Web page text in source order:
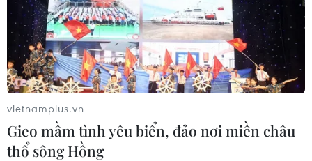
số điểm 259.
Đội tuyển Nữ Việt Nam kết
thúc năm 2023 với vị trí số
1 Đông Nam Á
Mặc dù tụt ba bậc xuống hạng 37
thế giới ở bảng xếp hạng FIFA
quý 4 song Đội tuyển Nữ Việt
vietnamplus.vn
Gieo mầm tình yêu biển, đảo nơi miền châu
thổ sông Hồng